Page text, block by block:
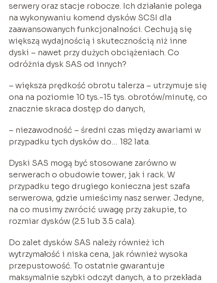
serwery oraz stacje robocze. Ich działanie polega
na wykonywaniu komend dysków SCSI dla
zaawansowanych funkcjonalności. Cechują się
większą wydajnością i skutecznością niż inne
dyski – nawet przy dużych obciążeniach. Co
odróżnia dysk SAS od innych?
– większa prędkość obrotu talerza – utrzymuje się
ona na poziomie 10 tys.-15 tys. obrotów/minutę, co
znacznie skraca dostęp do danych,
– niezawodność – średni czas między awariami w
przypadku tych dysków do… 182 lata.
Dyski SAS mogą być stosowane zarówno w
serwerach o obudowie tower, jak i rack. W
przypadku tego drugiego konieczna jest szafa
serwerowa, gdzie umieścimy nasz serwer. Jedyne,
na co musimy zwrócić uwagę przy zakupie, to
rozmiar dysków (2.5 lub 3.5 cala).
Do zalet dysków SAS należy również ich
wytrzymałość i niska cena, jak również wysoka
przepustowość. To ostatnie gwarantuje
maksymalnie szybki odczyt danych, a to przekłada